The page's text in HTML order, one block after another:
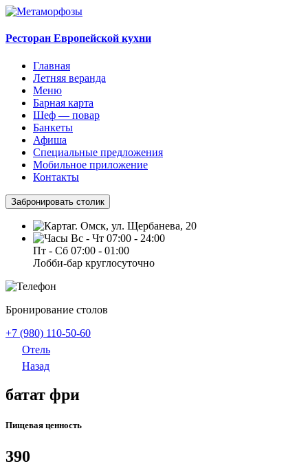
Ресторан Европейской кухни
Главная
Летняя веранда
Меню
Барная карта
Шеф — повар
Банкеты
Афиша
Специальные предложения
Мобильное приложение
Контакты
Забронировать столик
г. Омск, ул. Щербанева, 20
Вс - Чт 07:00 - 24:00
Пт - Сб 07:00 - 01:00
Лобби-бар круглосуточно
Бронирование столов
+7 (980) 110-50-60
Отель
Назад
батат фри
Пищевая ценность
390